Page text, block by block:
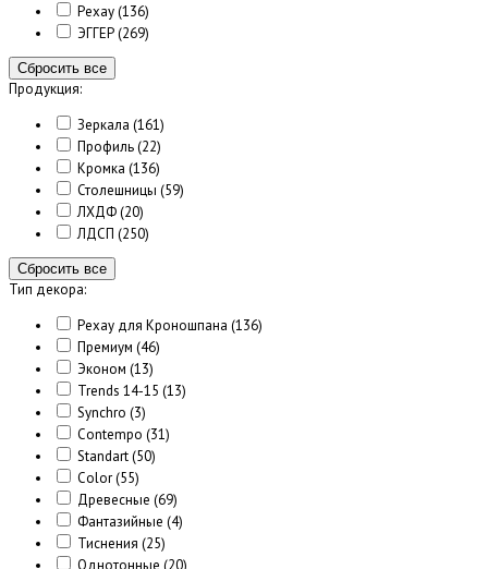
Рехау(136)
ЭГГЕР(269)
Сбросить все
Продукция:
Зеркала (161)
Профиль(22)
Кромка (136)
Столешницы (59)
ЛХДФ(20)
ЛДСП (250)
Сбросить все
Тип декора:
Рехау для Кроношпана (136)
Премиум (46)
Эконом (13)
Trends 14-15 (13)
Synchro (3)
Contempo (31)
Standart(50)
Color(55)
Древесные (69)
Фантазийные (4)
Тиснения (25)